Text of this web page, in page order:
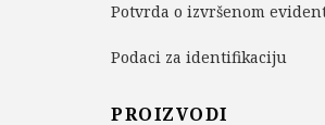
Potvrda o izvršenom
Podaci za identifikaciju
PROIZVODI